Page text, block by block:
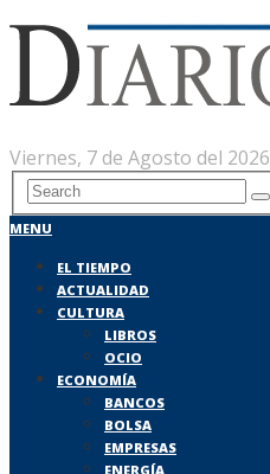
Viernes, 7 de Agosto del 2026
MENU
EL TIEMPO
ACTUALIDAD
CULTURA
LIBROS
OCIO
ECONOMÍA
BANCOS
BOLSA
EMPRESAS
ENERGÍA